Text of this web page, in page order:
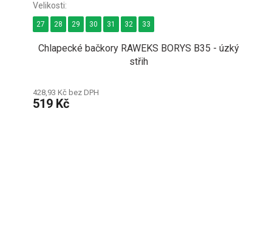
Chlapecké bačkory RAWEKS BORYS B35 - úzký
střih
428,93 Kč bez DPH
519 Kč
27 28 29 30 31 32 33